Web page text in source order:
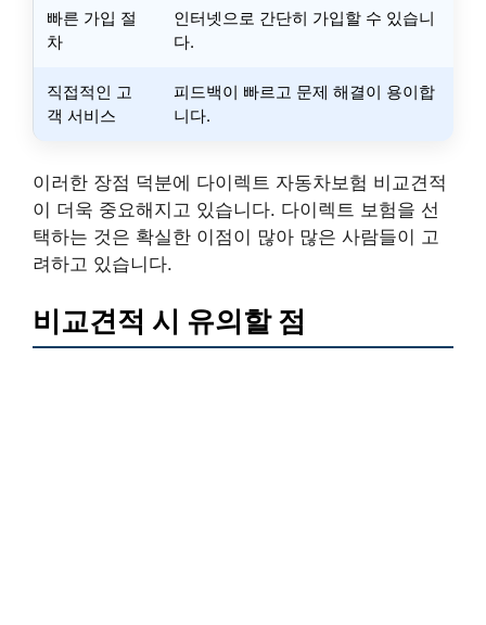
빠른 가입 절
차
인터넷으로 간단히 가입할 수 있습니
다.
직접적인 고
객 서비스
피드백이 빠르고 문제 해결이 용이합
니다.
이러한 장점 덕분에 다이렉트 자동차보험 비교견적
이 더욱 중요해지고 있습니다. 다이렉트 보험을 선
택하는 것은 확실한 이점이 많아 많은 사람들이 고
려하고 있습니다.
비교견적 시 유의할 점